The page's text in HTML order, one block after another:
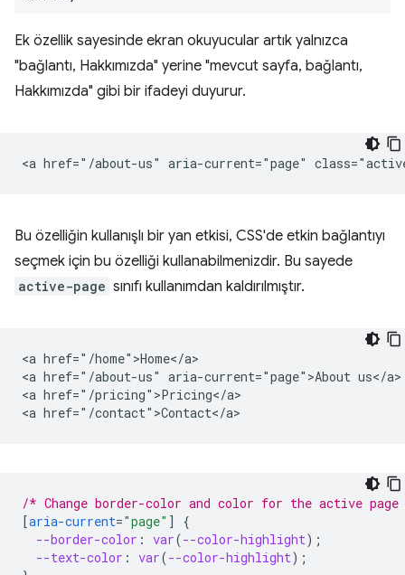
Ek özellik sayesinde ekran okuyucular artık yalnızca
"bağlantı, Hakkımızda" yerine "mevcut sayfa, bağlantı,
Hakkımızda" gibi bir ifadeyi duyurur.
Bu özelliğin kullanışlı bir yan etkisi, CSS'de etkin bağlantıyı
seçmek için bu özelliği kullanabilmenizdir. Bu sayede
active-page sınıfı kullanımdan kaldırılmıştır.
<a href="/home">Home</a>
<a href="/about-us" aria-current="page">About us</a>
<a href="/pricing">Pricing</a>
/* Change border-color and color for the active
[aria-current="page" ]
{
--border-color : var(--color-highlight);
--text-color : var(--color-highlight);